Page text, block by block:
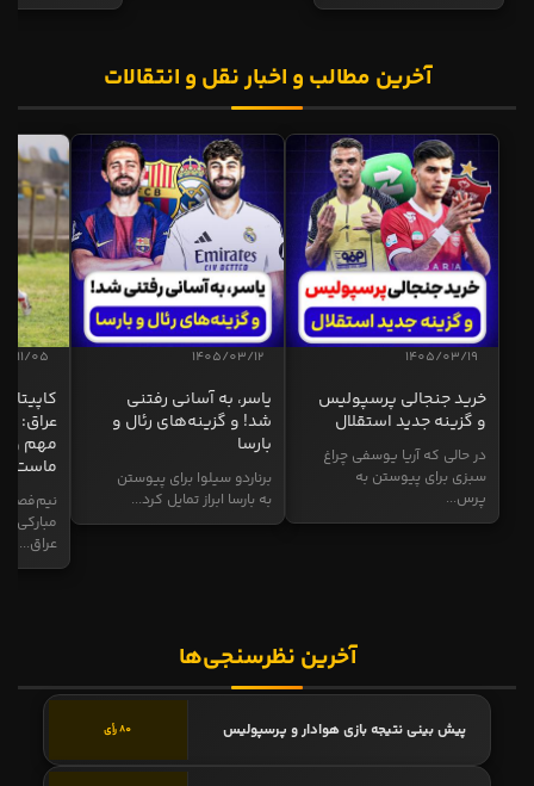
آخرین مطالب و اخبار نقل و انتقالات
1405/03/19
خرید جنجالی پرسپولیس
و گزینه جدید استقلال
در حالی که آریا یوسفی چراغ
سبزی برای پیوستن به
پرس...
1405/03/12
یاسر، به آسانی رفتنی
شد! و گزینه‌های رئال و
بارسا
برناردو سیلوا برای پیوستن
به بارسا ابراز تمایل کرد...
11/05
عراق:
مهم و
ماست
نیم‌فصل
مبارکی
عراق...
آخرین نظرسنجی‌ها
پیش بینی نتیجه بازی هوادار و پرسپولیس 80 رأی